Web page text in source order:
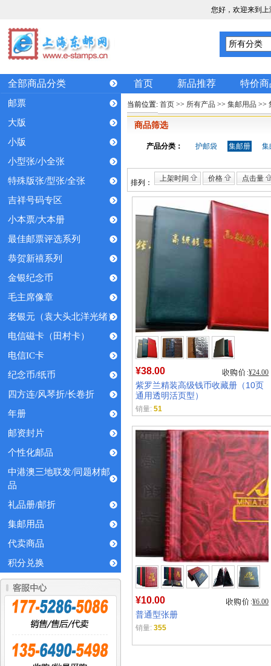
您好，欢迎来到
全部商品分类 首页 新品推荐 特价商
邮票
大版
小版
小型张/小全张
特殊版张/型张/全张
吉祥号码专区
小本票/大本册
最佳邮票评选系列
恭贺新禧系列
金银纪念币
毛主席像章
老银元（袁大头北洋光绪）
电信磁卡（田村卡）
电信IC卡
纪念币/纸币
四方连/风琴折/长卷折
年册
邮资封片
个性化邮品
中港澳三地联发/同题材邮
品
礼品册/邮折
集邮用品
代卖商品
积分兑换
当前位置: 首页 >> 所有产品 >> 集邮用品 >>
商品筛选
产品分类： 护邮袋 集邮册 集
排列： 上架时间 价格 点击量
¥38.00 ¥24.00
紫罗兰精装高级钱币收藏册（10页
通用透明活页型）
销量: 51
¥10.00 ¥6.00
普通型张册
销量: 355